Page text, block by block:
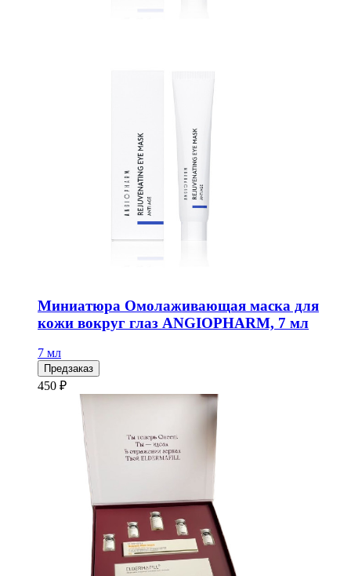
Миниатюра Омолаживающая маска для
кожи вокруг глаз ANGIOPHARM, 7 мл
7 мл
Предзаказ
450 ₽